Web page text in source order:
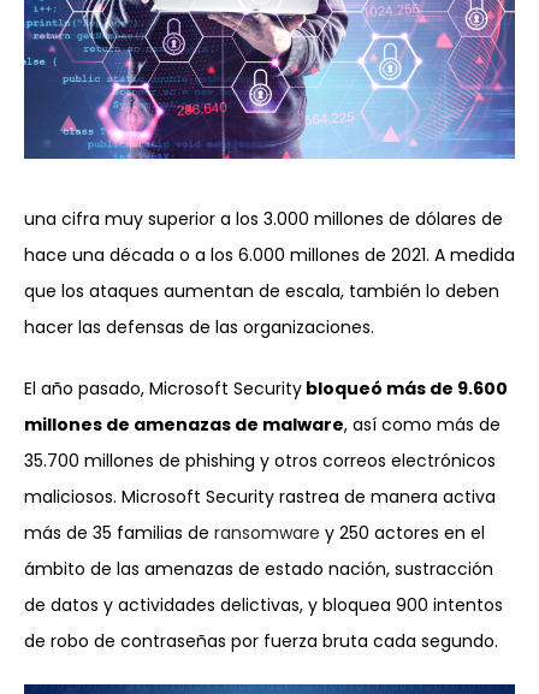
una cifra muy superior a los 3.000 millones de dólares de
hace una década o a los 6.000 millones de 2021. A medida
que los ataques aumentan de escala, también lo deben
hacer las defensas de las organizaciones.
El año pasado, Microsoft Security bloqueó más de 9.600
millones de amenazas de malware, así como más de
35.700 millones de phishing y otros correos electrónicos
maliciosos. Microsoft Security rastrea de manera activa
más de 35 familias de ransomware y 250 actores en el
ámbito de las amenazas de estado nación, sustracción
de datos y actividades delictivas, y bloquea 900 intentos
de robo de contraseñas por fuerza bruta cada segundo.